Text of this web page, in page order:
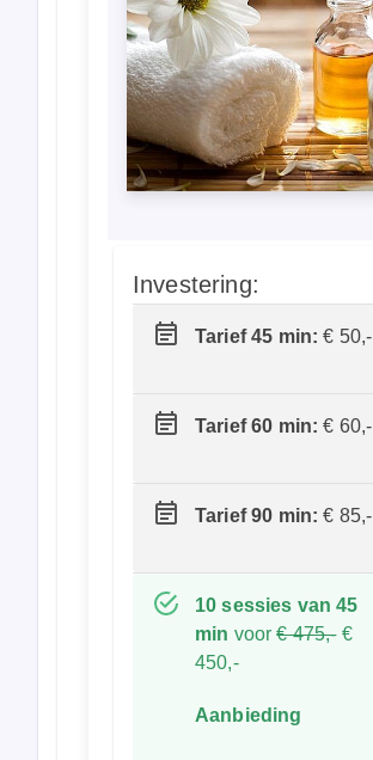
Investering:
Tarief 45 min: € 50,-
Tarief 60 min: € 60,-
Tarief 90 min: € 85,-
10 sessies van 45
min voor€ 475,-€
450,-
Aanbieding